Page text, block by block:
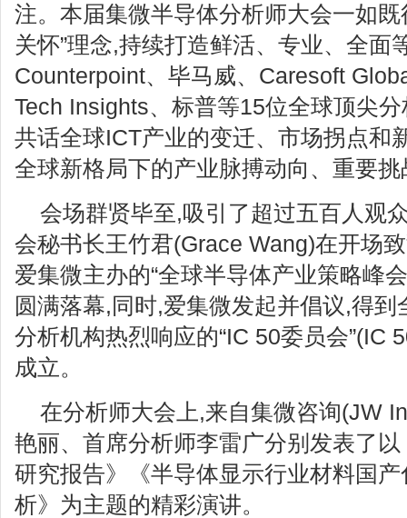
注。本届集微半导体分析师大会一如
关怀”理念,持续打造鲜活、专业、全面
Counterpoint、毕马威、Caresoft
Tech Insights、标普等15位全球顶尖
共话全球ICT产业的变迁、市场拐点和
全球新格局下的产业脉搏动向、重要
会场群贤毕至,吸引了超过五百人观
会秘书长王竹君(Grace Wang)在开场
爱集微主办的“全球半导体产业策略峰
圆满落幕,同时,爱集微发起并倡议,得
分析机构热烈响应的“IC 50委员会”(IC
成立。
在分析师大会上,来自集微咨询(JW
艳丽、首席分析师李雷广分别发表了
研究报告》《半导体显示行业材料国
析》为主题的精彩演讲。